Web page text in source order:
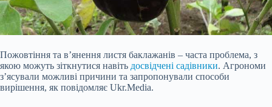
Пожовтіння та в’янення листя баклажанів – часта проблема, з
якою можуть зіткнутися навіть досвідчені садівники. Агрономи
з’ясували можливі причини та запропонували способи
вирішення, як повідомляє Ukr.Media.